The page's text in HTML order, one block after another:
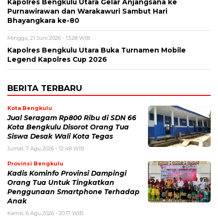
Kapolres Bengkulu Utara Gelar Anjangsana ke
Purnawirawan dan Warakawuri Sambut Hari
Bhayangkara ke-80
Minggu, 21 Juni 2026 - 13:28 WIB
Kapolres Bengkulu Utara Buka Turnamen Mobile
Legend Kapolres Cup 2026
BERITA TERBARU
Kota Bengkulu
Jual Seragam Rp800 Ribu di SDN 66
Kota Bengkulu Disorot Orang Tua
Siswa Desak Wali Kota Tegas
Jumat, 7 Agu 2026 - 12:48 WIB
Provinsi Bengkulu
Kadis Kominfo Provinsi Dampingi
Orang Tua Untuk Tingkatkan
Penggunaan Smartphone Terhadap
Anak
Kamis, 6 Agu 2026 - 20:17 WIB